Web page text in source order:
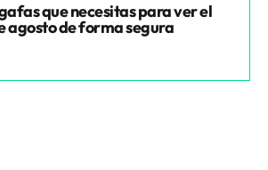
que necesitas para ver el
agosto de forma segura